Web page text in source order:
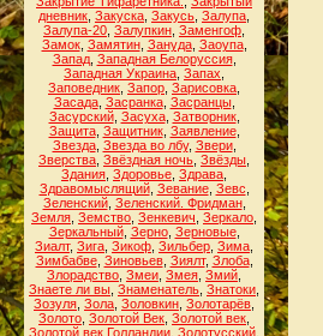
дневник Закуска Закусь Залупа
Залупа-20 Залупкин Заменгоф
Замок, Замятин, Зануда, Заоупа,
Запад, Западная Белоруссия,
Западная Украина Запах
Заповедник Запор Зарисовка
Засада, Засранка, Засранцы,
Засурский, Засуха, Затворник,
Защита, Защитник, Заявление,
Звезда, Звезда во лбу, Звери,
Зверства Звёздная ночь Звёзды
Здания Здоровье Здрава
Здравомыслящий, Зевание, Зевс
Зеленский, Зеленский. Фридман,
Земля Земство Зенкевич Зеркало
Зеркальный, Зерно, Зерновые,
Зиалт, Зига Зикоф Зильбер Зима
Зимбабве, Зиновьев, Зиялт, Злоба,
Злорадство Змеи Змея Змий
Знаете ли вы Знаменатель Знатоки
Зозуля Зола Золовкин Золотарёв
Золото Золотой Век Золотой век
Золотой век Голландии Золотусский